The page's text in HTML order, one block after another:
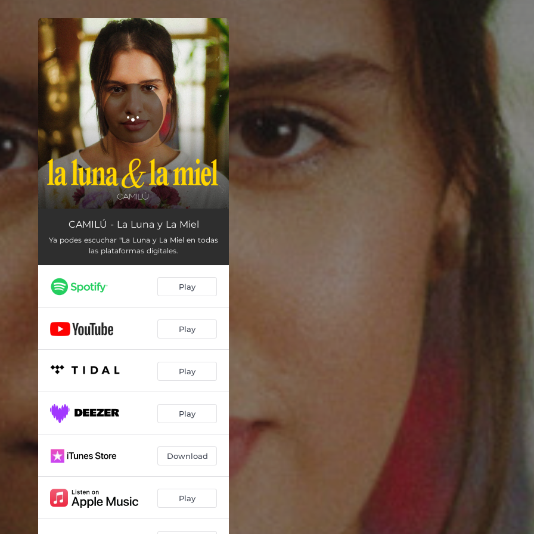
You're all set!
La Luna y la Miel 03:10
CAMILÚ - La Luna y La Miel
Ya podes escuchar "La Luna y La Miel en todas
las plataformas digitales.
Play
Play
Play
Play
Download
Play